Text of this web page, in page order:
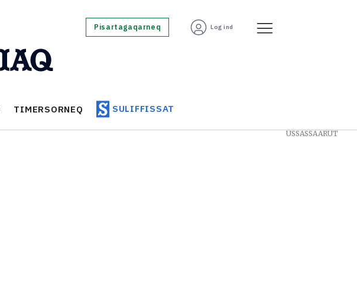
Pisartagaqarneq Log ind
TIMERSORNEQ SULIFFISSAT
USSASSAARUT